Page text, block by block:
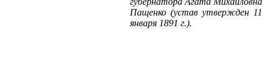
Пащенко (устав утвержден 11
января 1891 г.).